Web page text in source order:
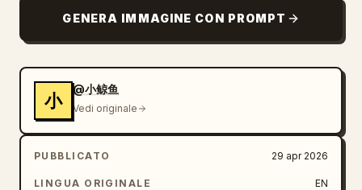
centro simile a una perla, posizionate vicino
all'area di gioco centrale. Includi 2 grandi
palloncini, con contorni bianchi e brevi
tentacoli penzolanti, uno in basso a centro-
sinistra e uno a metà destra. Vicino al primo
piano a centro-sinistra, posiziona un
simpatico cucciolo sirena ispirato a un cane
da salvataggio dei cartoni animati per l'età
GENERA IMMAGINE CON PROMPT
小
@小鲸鱼
Vedi originale
PUBBLICATO 29 apr 2026
LINGUA ORIGINALE EN